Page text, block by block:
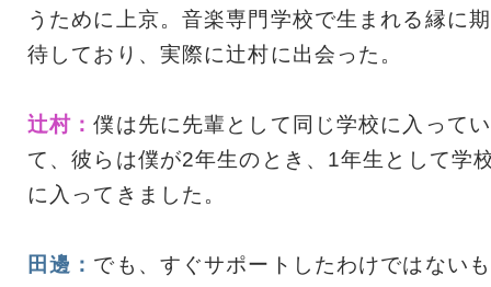
うために上京。音楽専門学校で生まれる縁に期
待しており、実際に辻村に出会った。
辻村：僕は先に先輩として同じ学校に入ってい
て、彼らは僕が2年生のとき、1年生として学
に入ってきました。
田邊： でも、すぐサポートしたわけではないも